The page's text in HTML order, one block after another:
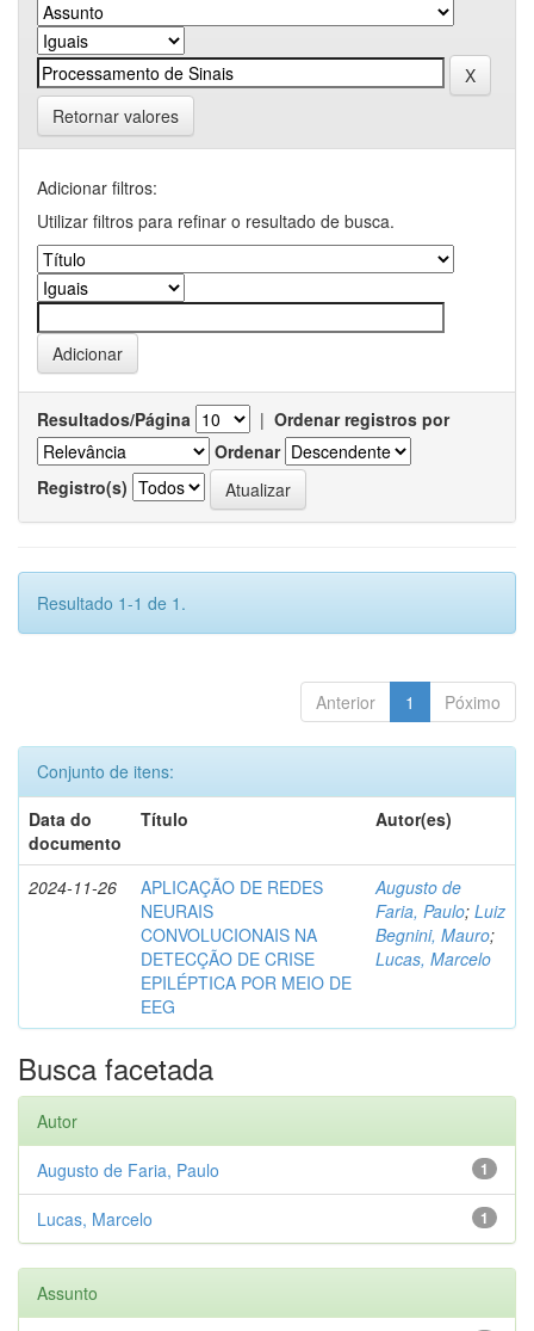
Retornar valores
Adicionar filtros:
Utilizar filtros para refinar o resultado de busca.
Resultados/Página | Ordenar registros por
Ordenar
Registro(s)
Resultado 1-1 de 1.
Anterior 1 Póximo
Conjunto de itens:
Data do
documento
Título Autor(es)
2024-11-26
APLICAÇÃO DE REDES
NEURAIS
CONVOLUCIONAIS NA
DETECÇÃO DE CRISE
EPILÉPTICA POR MEIO DE
EEG
Augusto de
Faria, Paulo; Luiz
Begnini, Mauro;
Lucas, Marcelo
Busca facetada
Autor
1
Augusto de Faria, Paulo
1
Lucas, Marcelo
Assunto